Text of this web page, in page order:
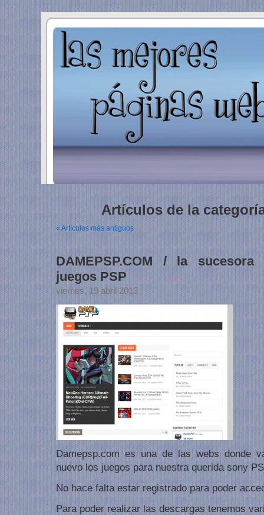
Artículos de la categoría
« Artículos más antiguos
DAMEPSP.COM / la
juegos PSP
viernes, 19 abril 2013
Damepsp.com es una de las webs donde
nuevo los juegos para nuestra querida sony
No hace falta estar registrado para poder
Para poder realizar las descargas tenemos